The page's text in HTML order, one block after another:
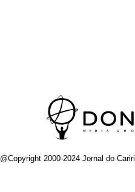
@Copyright 2000-2024 Jornal do Cariri